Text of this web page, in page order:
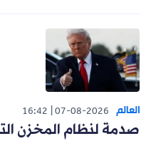
العالم 07-08-2026
16:42
صدمة لنظام المخزن